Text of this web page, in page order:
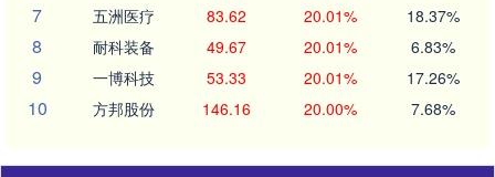
7 五洲医疗 83.62 20.01% 18.37%
8 耐科装备 49.67 20.01% 6.83%
9 一博科技 53.33 20.01% 17.26%
10 方邦股份 146.16 20.00% 7.68%